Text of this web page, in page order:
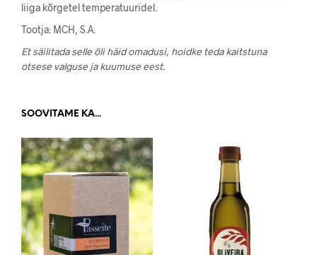
liiga kõrgetel temperatuuridel.
Tootja: MCH, S.A.
Et säilitada selle õli häid omadusi, hoidke teda kaitstuna
otsese valguse ja kuumuse eest.
SOOVITAME KA...